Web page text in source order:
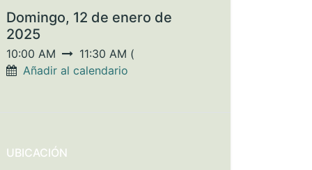
Domingo, 12 de enero de
2025
10:00 AM 11:30 AM (
Añadir al calendario
UBICACIÓN